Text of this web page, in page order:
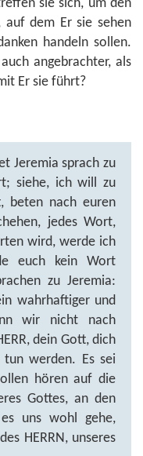
sie sich, um den
auf dem Er sie sehen
handeln sollen.
angebrachter, als
Er sie führt?
Jeremia sprach zu
siehe, ich will zu
beten nach euren
jedes Wort,
wird, werde ich
euch kein Wort
zu Jeremia:
wahrhaftiger und
wir nicht nach
dein Gott, dich
werden. Es sei
hören auf die
Gottes, an den
uns wohl gehe,
HERRN, unseres